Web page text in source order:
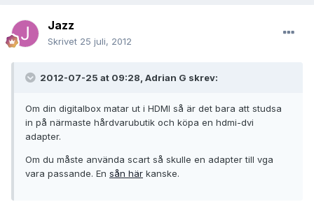
Jazz
Skrivet 25 juli, 2012
2012-07-25 at 09:28, Adrian G skrev:
Om din digitalbox matar ut i HDMI så är det bara att studsa
in på närmaste hårdvarubutik och köpa en hdmi-dvi
adapter.
Om du måste använda scart så skulle en adapter till vga
vara passande. En sån här kanske.